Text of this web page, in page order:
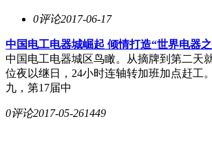
0评论2017-06-17
中国电工电器城崛起 倾情打造“世界电器
中国电工电器城区鸟瞰。从摘牌到第二天
位夜以继日，24小时连轴转加班加点赶工
九，第17届中
0评论2017-05-261449